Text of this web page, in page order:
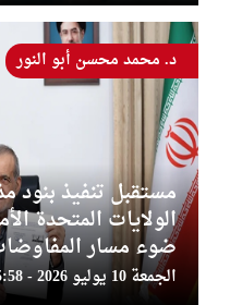
مستقبل تنفيذ بنود
الولايات المتحدة
ضوء مسار
الجمعة 10 يوليو 2026 - 14:45:58
د. محمد محسن أبو النور